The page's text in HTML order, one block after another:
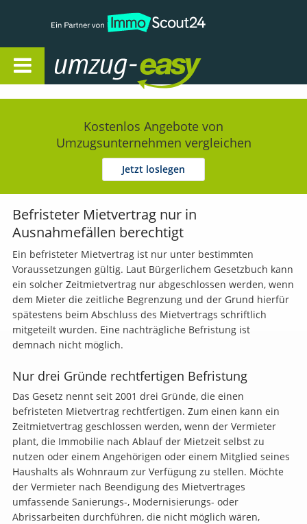
Kostenlos Angebote von
Umzugsunternehmen vergleichen
Jetzt loslegen
Befristeter Mietvertrag nur in
Ausnahmefällen berechtigt
Ein befristeter Mietvertrag ist nur unter bestimmten
Voraussetzungen gültig. Laut Bürgerlichem Gesetzbuch kann
ein solcher Zeitmietvertrag nur abgeschlossen werden, wenn
dem Mieter die zeitliche Begrenzung und der Grund hierfür
spätestens beim Abschluss des Mietvertrags schriftlich
mitgeteilt wurden. Eine nachträgliche Befristung ist
demnach nicht möglich.
Nur drei Gründe rechtfertigen Befristung
Das Gesetz nennt seit 2001 drei Gründe, die einen
befristeten Mietvertrag rechtfertigen. Zum einen kann ein
Zeitmietvertrag geschlossen werden, wenn der Vermieter
plant, die Immobilie nach Ablauf der Mietzeit selbst zu
nutzen oder einem Angehörigen oder einem Mitglied seines
Haushalts als Wohnraum zur Verfügung zu stellen. Möchte
der Vermieter nach Beendigung des Mietvertrages
umfassende Sanierungs-, Modernisierungs- oder
Abrissarbeiten durchführen, die nicht möglich wären,